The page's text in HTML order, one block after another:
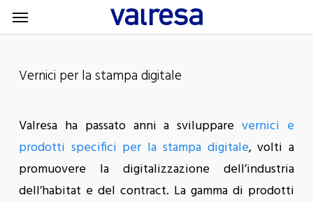
Skip
to
content
Menu
Vernici per la stampa digitale
Valresa ha passato anni a svilupparevernici e
prodotti specifici per la stampa digitale, volti a
promuovere la digitalizzazione dell’industria
dell’habitat e del contract. La gamma di prodotti
Menu